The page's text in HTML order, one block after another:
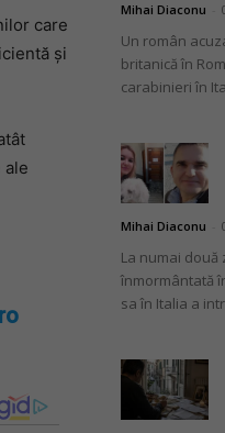
care
și
ale
Mihai Diaconu
Un român
britanică în
carabinieri în
Mihai Diaconu
La numai două
înmormântată
sa în Italia a